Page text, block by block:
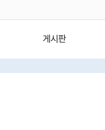
게시판